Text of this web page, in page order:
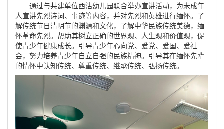
通过与共建单位西沽幼儿园联合举办宣讲活动，为未成年
人宣讲先烈诗词、事迹等内容，并对先烈和英雄进行缅怀。了
解传统节日清明节的渊源和文化，了解中华民族传统美德，缅
怀革命先烈。帮助其树立正确的世界观、人生观和价值观，促
使青少年健康成长。引导青少年心向党、爱党、爱国、爱社
会，努力培养青少年自立自强的民族精神。引导其在缅怀先辈
的情怀中认知传统、尊重传统、继承传统、弘扬传统。